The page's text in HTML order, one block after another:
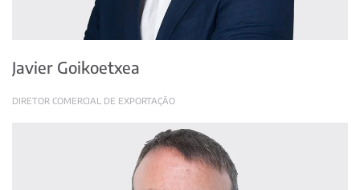
Javier Goikoetxea
DIRETOR COMERCIAL DE EXPORTAÇÃO